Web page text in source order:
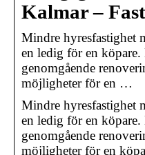
Kalmar –
Mindre hyresfastighet
en ledig för en
genomgående
möjligheter för en …
Mindre hyresfastighet
en ledig för en
genomgående
möjligheter för en